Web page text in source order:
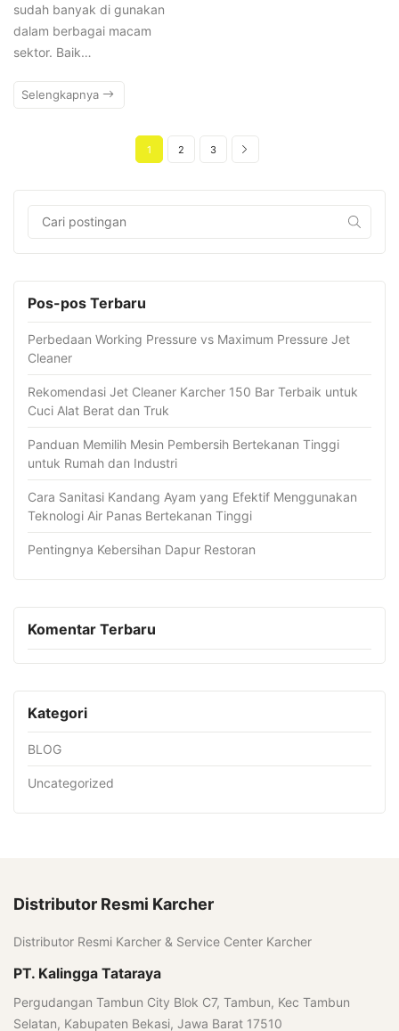
sudah banyak di gunakan
dalam berbagai macam
sektor. Baik…
Selengkapnya
1 2 3
Pos-pos Terbaru
Perbedaan Working Pressure vs Maximum Pressure Jet
Cleaner
Rekomendasi Jet Cleaner Karcher 150 Bar Terbaik untuk
Cuci Alat Berat dan Truk
Panduan Memilih Mesin Pembersih Bertekanan Tinggi
untuk Rumah dan Industri
Cara Sanitasi Kandang Ayam yang Efektif Menggunakan
Teknologi Air Panas Bertekanan Tinggi
Pentingnya Kebersihan Dapur Restoran
Komentar Terbaru
Kategori
BLOG
Uncategorized
Distributor Resmi Karcher
Distributor Resmi Karcher & Service Center Karcher
PT. Kalingga Tataraya
Pergudangan Tambun City Blok C7, Tambun, Kec Tambun
Selatan, Kabupaten Bekasi, Jawa Barat 17510